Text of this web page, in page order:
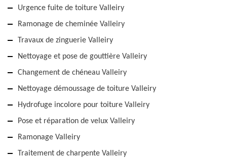
Urgence fuite de toiture Valleiry
Ramonage de cheminée Valleiry
Travaux de zinguerie Valleiry
Nettoyage et pose de gouttière Valleiry
Changement de chéneau Valleiry
Nettoyage démoussage de toiture Valleiry
Hydrofuge incolore pour toiture Valleiry
Pose et réparation de velux Valleiry
Ramonage Valleiry
Traitement de charpente Valleiry